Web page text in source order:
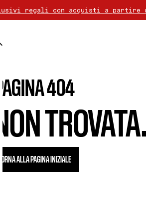
regali con acquisti a partire
PAGINA 404
TORNA ALLA PAGINA INIZIALE